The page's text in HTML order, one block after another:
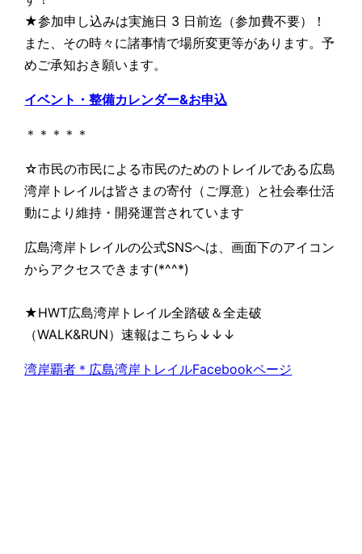
★参加申し込みは実施日 3 日前迄（参加費不要）！
また、その時々に諸事情で場所変更等があります。予
めご承知おき願います。
イベント・整備カレンダー&お申込
＊＊＊＊＊
☆市民の市民による市民のためのトレイルである広島
湾岸トレイルは皆さまの寄付（ご厚意）と社会奉仕活
動により維持・開発運営されています
広島湾岸トレイルの公式SNSへは、画面下のアイコン
からアクセスできます(*^^*)
★HWT広島湾岸トレイル全踏破＆全走破
（WALK&RUN）速報はこちら↓↓↓
湾岸覇者＊広島湾岸トレイルFacebookページ